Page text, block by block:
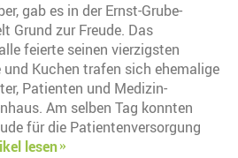
gab es in der Ernst-Grube-
Grund zur Freude. Das
feierte seinen vierzigsten
Kuchen trafen sich ehemalige
Patienten und Medizin-
Am selben Tag konnten
für die Patientenversorgung
lesen